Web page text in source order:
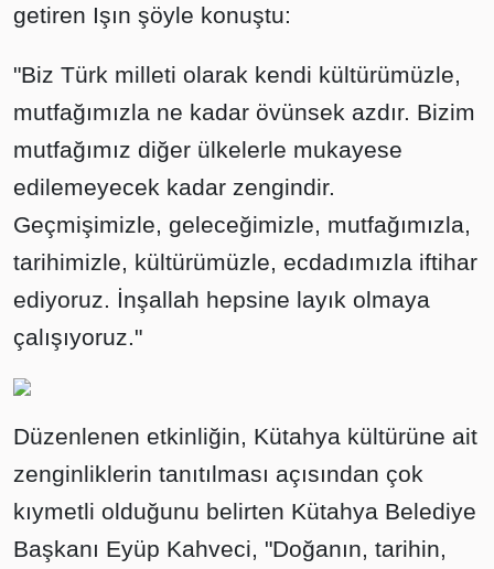
getiren Işın şöyle konuştu:
"Biz Türk milleti olarak kendi kültürümüzle,
mutfağımızla ne kadar övünsek azdır. Bizim
mutfağımız diğer ülkelerle mukayese
edilemeyecek kadar zengindir.
Geçmişimizle, geleceğimizle, mutfağımızla,
tarihimizle, kültürümüzle, ecdadımızla iftihar
ediyoruz. İnşallah hepsine layık olmaya
çalışıyoruz."
Düzenlenen etkinliğin, Kütahya kültürüne ait
zenginliklerin tanıtılması açısından çok
kıymetli olduğunu belirten Kütahya Belediye
Başkanı Eyüp Kahveci, "Doğanın, tarihin,